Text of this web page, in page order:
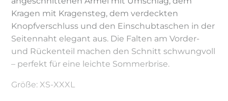
Kragen mit Kragensteg, dem verdeckten
Knopfverschluss und den Einschubtaschen in der
Seitennaht elegant aus. Die Falten am Vorder-
und Rückenteil machen den Schnitt schwungvoll
– perfekt für eine leichte Sommerbrise.
Größe: XS-XXXL